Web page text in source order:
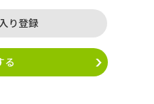
り登録
る